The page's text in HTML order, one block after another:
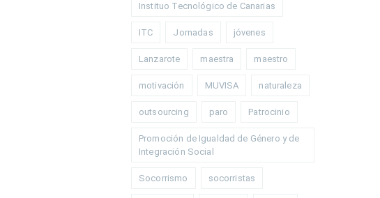
Instituo Tecnológico de Canarias
ITC Jornadas jóvenes
Lanzarote maestra maestro
motivación MUVISA naturaleza
outsourcing paro Patrocinio
Promoción de Igualdad de Género y de
Integración Social
Socorrismo socorristas